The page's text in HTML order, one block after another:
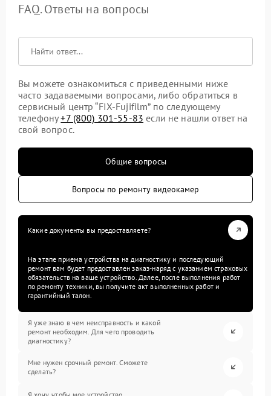
FAQ. Ответы на вопросы
Вы можете ознакомиться с приведенными ниже
часто задаваемыми вопросами, либо обратиться в
сервисный центр “FIX-Fujifilm” по следующему
телефону+7 (800) 301-55-83 если не нашли ответ на
свой вопрос.
Общие вопросы
Вопросы по ремонту видеокамер
Какие документы вы предоставляете?
На этапе приема устройства на диагностику и последующий
ремонт вам будет предоставлен заказ-наряд с указанием страховых
обязательств на ваше устройство. Далее, после выполнения работ
по ремонту техники, вы получите акт выполненных работ и
гарантийный талон.
Я уже знаю в чем неисправность и какой
ремонт необходим. Для чего проводить
диагностику?
Мне нужен срочный ремонт. Сможете
сделать?